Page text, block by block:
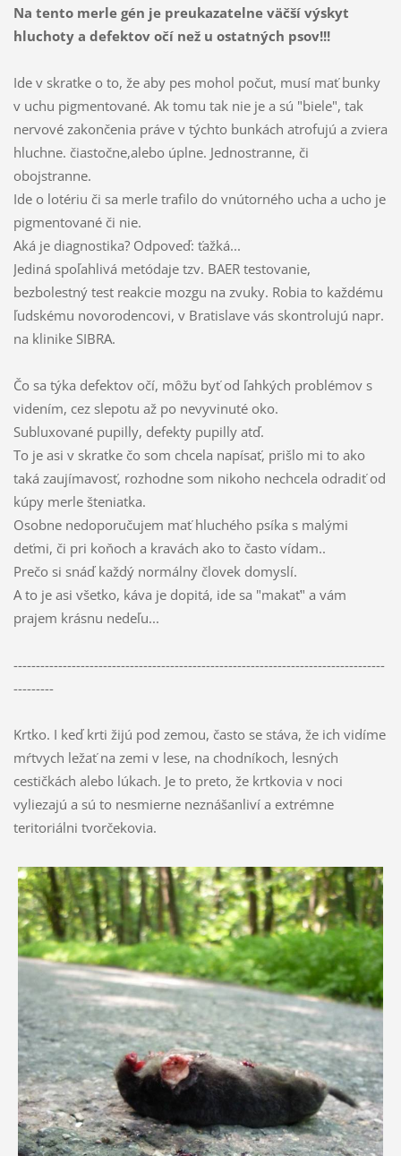
Na tento merle gén je preukazatelne väčší výskyt
hluchoty a defektov očí než u ostatných psov!!!
Ide v skratke o to, že aby pes mohol počut, musí mať bunky
v uchu pigmentované. Ak tomu tak nie je a sú "biele", tak
nervové zakončenia práve v týchto bunkách atrofujú a zviera
hluchne. čiastočne,alebo úplne. Jednostranne, či
obojstranne.
Ide o lotériu či sa merle trafilo do vnútorného ucha a ucho je
pigmentované či nie.
Aká je diagnostika? Odpoveď: ťažká...
Jediná spoľahlivá metódaje tzv. BAER testovanie,
bezbolestný test reakcie mozgu na zvuky. Robia to každému
ľudskému novorodencovi, v Bratislave vás skontrolujú napr.
na klinike SIBRA.
Čo sa týka defektov očí, môžu byť od ľahkých problémov s
videním, cez slepotu až po nevyvinuté oko.
Subluxované pupilly, defekty pupilly atď.
To je asi v skratke čo som chcela napísať, prišlo mi to ako
taká zaujímavosť, rozhodne som nikoho nechcela odradiť od
kúpy merle šteniatka.
Osobne nedoporučujem mať hluchého psíka s malými
deťmi, či pri koňoch a kravách ako to často vídam..
Prečo si snáď každý normálny človek domyslí.
A to je asi všetko, káva je dopitá, ide sa "makať" a vám
prajem krásnu nedeľu...
-----------------------------------------------------------------------------------
---------
Krtko. I keď krti žijú pod zemou, často se stáva, že ich vidíme
mŕtvych ležať na zemi v lese, na chodníkoch, lesných
cestičkách alebo lúkach. Je to preto, že krtkovia v noci
vyliezajú a sú to nesmierne neznášanliví a extrémne
teritoriálni tvorčekovia.